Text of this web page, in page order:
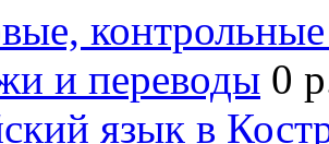
и переводы 0
язык в